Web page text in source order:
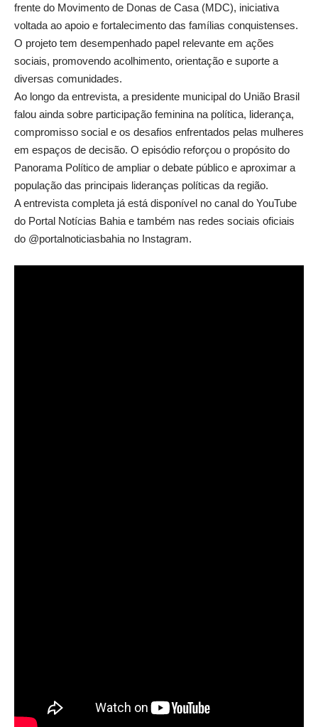
frente do Movimento de Donas de Casa (MDC), iniciativa
voltada ao apoio e fortalecimento das famílias conquistenses.
O projeto tem desempenhado papel relevante em ações
sociais, promovendo acolhimento, orientação e suporte a
diversas comunidades.
Ao longo da entrevista, a presidente municipal do União Brasil
falou ainda sobre participação feminina na política, liderança,
compromisso social e os desafios enfrentados pelas mulheres
em espaços de decisão. O episódio reforçou o propósito do
Panorama Político de ampliar o debate público e aproximar a
população das principais lideranças políticas da região.
A entrevista completa já está disponível no canal do YouTube
do Portal Notícias Bahia e também nas redes sociais oficiais
do @portalnoticiasbahia no Instagram.